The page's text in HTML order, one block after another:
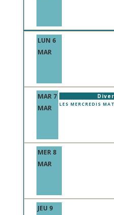
LUN 6
MAR
MAR 7
MAR
LES MERCREDIS
MER 8
MAR
JEU 9